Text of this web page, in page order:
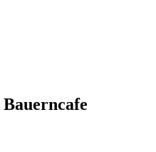
Bauerncafe